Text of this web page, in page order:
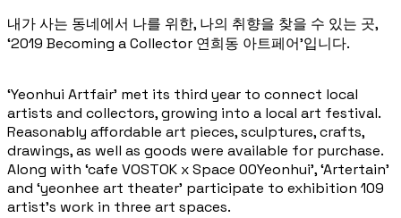
내가 사는 동네에서 나를 위한, 나의 취향을 찾을 수 있는 곳,
‘2019 Becoming a Collector 연희동 아트페어’입니다.
‘Yeonhui Artfair’ met its third year to connect local
artists and collectors, growing into a local art festival.
Reasonably affordable art pieces, sculptures, crafts,
drawings, as well as goods were available for purchase.
Along with ‘cafe VOSTOK x Space 00Yeonhui’, ‘Artertain’
and ‘yeonhee art theater’ participate to exhibition 109
artist’s work in three art spaces.